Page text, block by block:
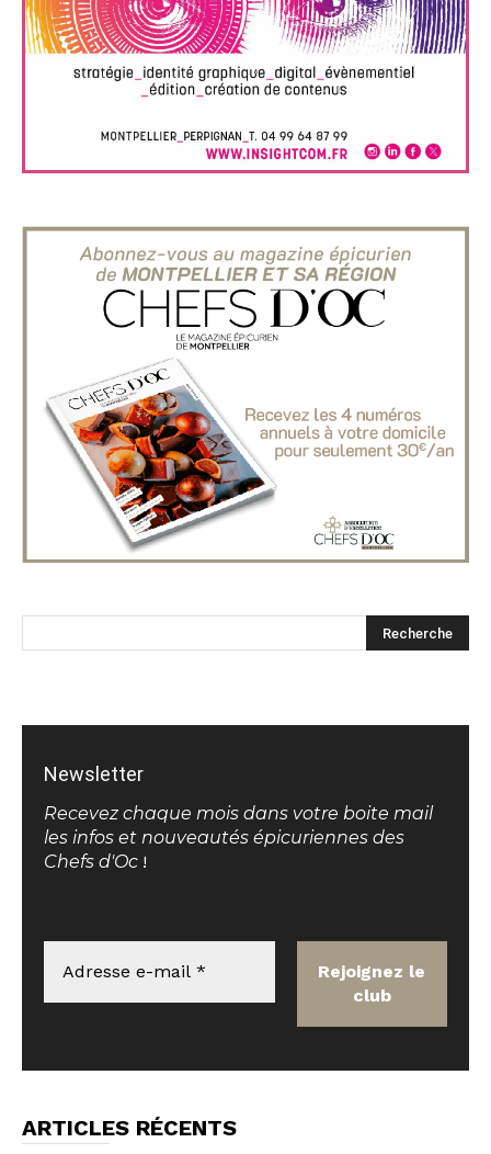
Newsletter
Recevez chaque mois dans votre boite mail
les infos et nouveautés épicuriennes des
Chefs d'Oc !
ARTICLES RÉCENTS